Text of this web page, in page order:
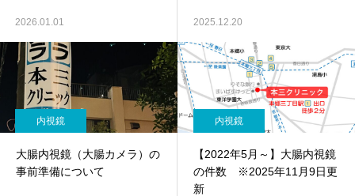
2026.01.01 2025.12.20
内視鏡
大腸内視鏡（大腸カメラ）の
事前準備について
内視鏡
【2022年5月～】大腸内視鏡
の件数 ※2025年11月9日更
新